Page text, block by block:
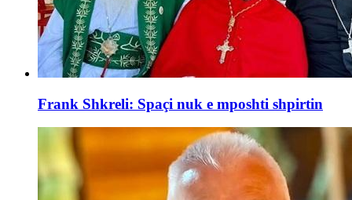
Frank Shkreli: Spaçi nuk e mposhti shpirtin